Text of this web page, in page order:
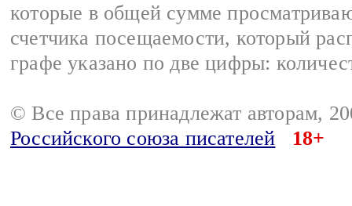
которые в общей сумме
счетчика посещаемости, который
графе указано по две цифры:
© Все права принадлежат авторам,
Российского союза писателей
18+